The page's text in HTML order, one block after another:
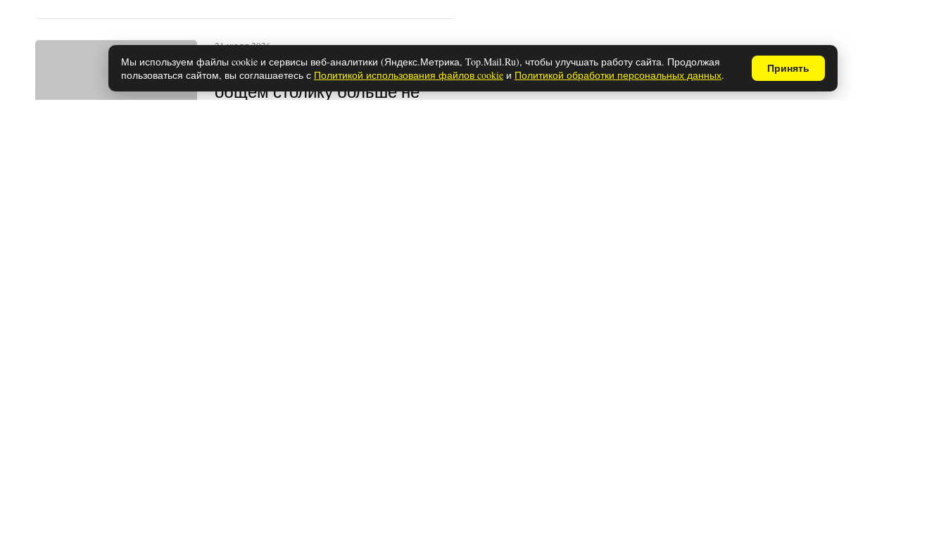
В РЖД приняли решение — к
общем столику больше не
21 июля 2026
Мы используем файлы cookie и сервисы веб-аналитики (Яндекс.Метрика, Top.Mail.Ru), чтобы улучшать работу сайта. Продолжая
пользоваться сайтом, вы соглашаетесь с Политикой использования файлов cookie и Политикой обработки персональных данных. Принять